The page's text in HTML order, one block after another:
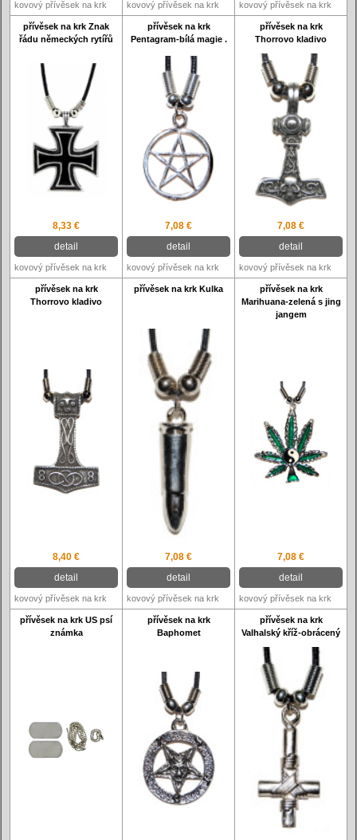
kovový přívěsek na krk kovový přívěsek na krk kovový přívěsek na krk
přívěsek na krk Znak
řádu německých rytířů
přívěsek na krk
Pentagram-bílá magie .
přívěsek na krk
Thorrovo kladivo
8,33 €
detail
7,08 €
detail
7,08 €
detail
kovový přívěsek na krk kovový přívěsek na krk kovový přívěsek na krk
přívěsek na krk
Thorrovo kladivo
přívěsek na krk Kulka
přívěsek na krk
Marihuana-zelená s jing
jangem
8,40 €
detail
7,08 €
detail
7,08 €
detail
kovový přívěsek na krk kovový přívěsek na krk kovový přívěsek na krk
přívěsek na krk US psí
známka
přívěsek na krk
Baphomet
přívěsek na krk
Valhalský kříž-obrácený